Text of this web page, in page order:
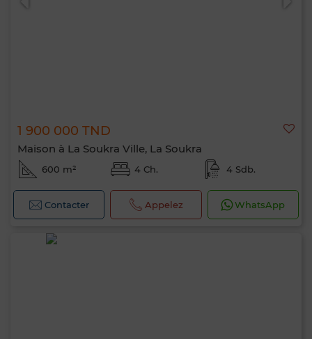
1 900 000 TND
Maison à La Soukra Ville, La Soukra
600 m² 4 Ch. 4 Sdb.
Contacter Appelez WhatsApp